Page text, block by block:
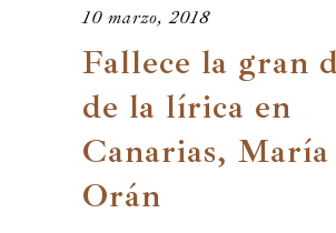
10 marzo, 2018
Fallece la gran
de la lírica en
Canarias, María
Orán